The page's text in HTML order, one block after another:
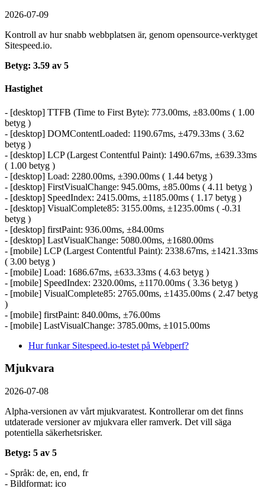
2026-07-09
Kontroll av hur snabb webbplatsen är, genom opensource-verktyget
Sitespeed.io.
Betyg: 3.59 av 5
Hastighet
- [desktop] TTFB (Time to First Byte): 773.00ms, ±83.00ms ( 1.00
betyg )
- [desktop] DOMContentLoaded: 1190.67ms, ±479.33ms ( 3.62
betyg )
- [desktop] LCP (Largest Contentful Paint): 1490.67ms, ±639.33ms
( 1.00 betyg )
- [desktop] Load: 2280.00ms, ±390.00ms ( 1.44 betyg )
- [desktop] FirstVisualChange: 945.00ms, ±85.00ms ( 4.11 betyg )
- [desktop] SpeedIndex: 2415.00ms, ±1185.00ms ( 1.17 betyg )
- [desktop] VisualComplete85: 3155.00ms, ±1235.00ms ( -0.31
betyg )
- [desktop] firstPaint: 936.00ms, ±84.00ms
- [desktop] LastVisualChange: 5080.00ms, ±1680.00ms
- [mobile] LCP (Largest Contentful Paint): 2338.67ms, ±1421.33ms
( 3.00 betyg )
- [mobile] Load: 1686.67ms, ±633.33ms ( 4.63 betyg )
- [mobile] SpeedIndex: 2320.00ms, ±1170.00ms ( 3.36 betyg )
- [mobile] VisualComplete85: 2765.00ms, ±1435.00ms ( 2.47 betyg
)
- [mobile] firstPaint: 840.00ms, ±76.00ms
- [mobile] LastVisualChange: 3785.00ms, ±1015.00ms
Hur funkar Sitespeed.io-testet på Webperf?
Mjukvara
2026-07-08
Alpha-versionen av vårt mjukvaratest. Kontrollerar om det finns
utdaterade versioner av mjukvara eller ramverk. Det vill säga
potentiella säkerhetsrisker.
Betyg: 5 av 5
- Språk: de, en, end, fr
- Bildformat: ico